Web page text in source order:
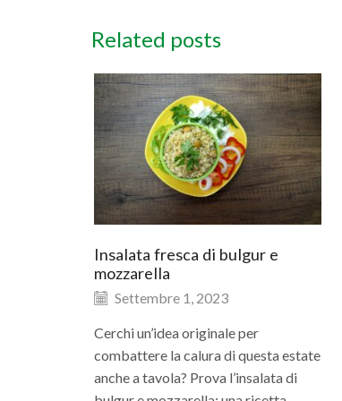
Related posts
Insalata fresca di bulgur e
mozzarella
Settembre 1, 2023
Cerchi un’idea originale per
combattere la calura di questa estate
anche a tavola? Prova l’insalata di